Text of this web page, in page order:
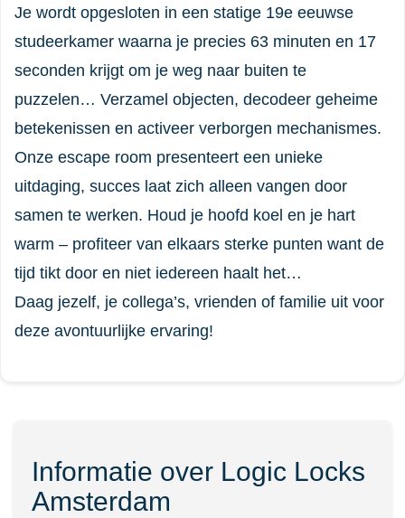
Je wordt opgesloten in een statige 19e eeuwse
studeerkamer waarna je precies 63 minuten en 17
seconden krijgt om je weg naar buiten te
puzzelen… Verzamel objecten, decodeer geheime
betekenissen en activeer verborgen mechanismes.
Onze escape room presenteert een unieke
uitdaging, succes laat zich alleen vangen door
samen te werken. Houd je hoofd koel en je hart
warm – profiteer van elkaars sterke punten want de
tijd tikt door en niet iedereen haalt het…
Daag jezelf, je collega’s, vrienden of familie uit voor
deze avontuurlijke ervaring!
Informatie over Logic Locks
Amsterdam